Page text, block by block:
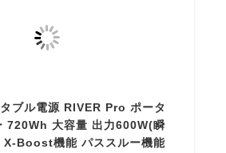
ブル電源 RIVER Pro ポータ
720Wh 大容量 出力600W(瞬
X-Boost機能 パススルー機能